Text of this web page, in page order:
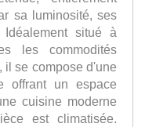
sa luminosité, ses
situé à
les commodités
il se compose d'une
offrant un espace
cuisine moderne
est climatisée.